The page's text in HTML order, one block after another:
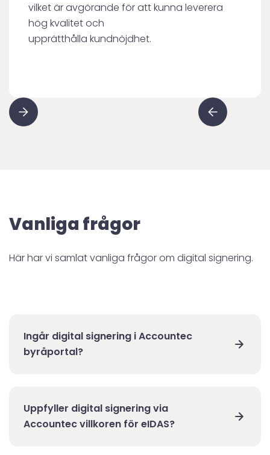
vilket är avgörande för att kunna leverera
hög kvalitet och
upprätthålla kundnöjdhet.
Vanliga frågor
Här har vi samlat vanliga frågor om digital signering.
Ingår digital signering i Accountec
byråportal?
signeringstjänster tillkommer en
transaktionsavgift för varje signering, men här
Uppfyller digital signering via
Accountec villkoren för eIDAS?